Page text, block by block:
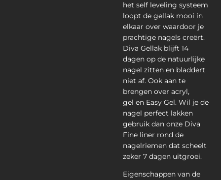
het self leveling systeem
loopt de gellak mooi in
elkaar over waardoor je
prachtige nagels creërt.
Diva Gellak blijft 14
dagen op de natuurlijke
nagel zitten en bladdert
niet af. Ook aan te
brengen over acryl,
gel en Easy Gel. Wil je de
nagel perfect lakken
gebruik dan onze Diva
Fine liner rond de
nagelriemen dat scheelt
zeker 7 dagen uitgroei.
Eigenschappen van de